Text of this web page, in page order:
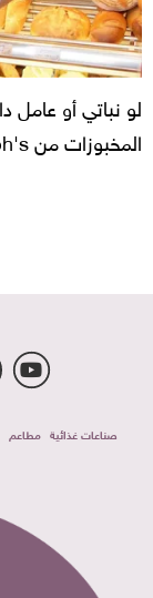
المخبوزات من Ralph's
صناعات غذائية مطاعم